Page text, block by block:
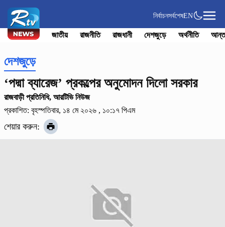
নির্বাচনসর্বশেষEN
জাতীয় রাজনীতি রাজধানী দেশজুড়ে অর্থনীতি
দেশজুড়ে
‘পদ্মা ব্যারেজ’ প্রকল্পের অনুমোদন দিলো সরকার
রাজবাড়ী প্রতিনিধি, আরটিভি নিউজ
প্রকাশিত: বৃহস্পতিবার, ১৪ মে ২০২৬ , ১০:১৭ পিএম
শেয়ার করুন: